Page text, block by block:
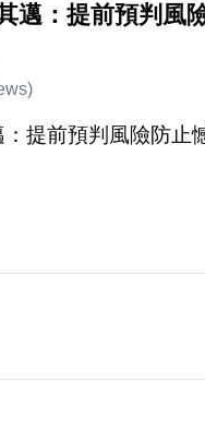
邁：提前預判風
提前預判風險防止